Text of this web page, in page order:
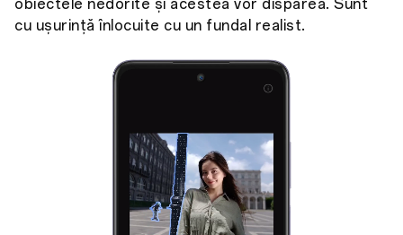
obiectele nedorite și acestea vor dispărea. Sunt
cu ușurință înlocuite cu un fundal realist.